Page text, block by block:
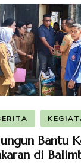
Bantu
di